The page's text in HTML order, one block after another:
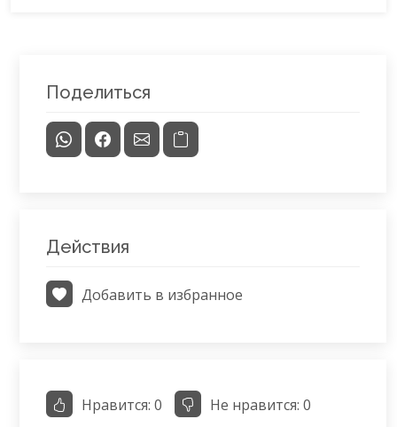
Поделиться
Действия
Добавить в избранное
Нравится: 0 Не нравится: 0